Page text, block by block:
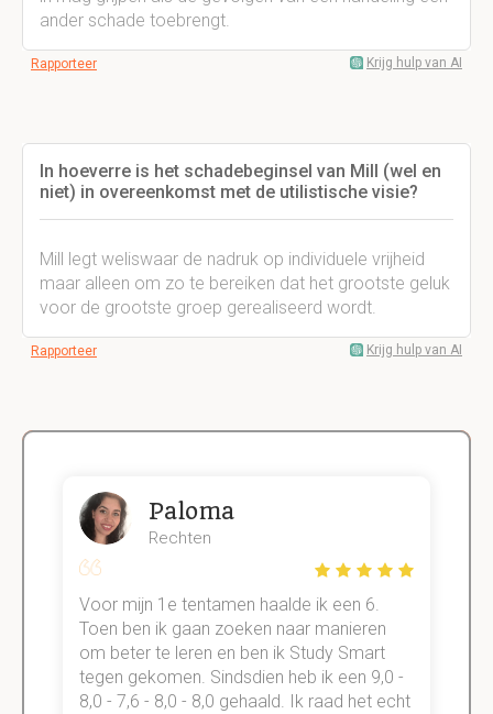
ander schade toebrengt.
Rapporteer Krijg hulp van AI
In hoeverre is het schadebeginsel van Mill (wel en
niet) in overeenkomst met de utilistische visie?
Mill legt weliswaar de nadruk op individuele vrijheid
maar alleen om zo te bereiken dat het grootste geluk
voor de grootste groep gerealiseerd wordt.
Rapporteer Krijg hulp van AI
Paloma
Rechten
Voor mijn 1e tentamen haalde ik een 6.
Toen ben ik gaan zoeken naar manieren
om beter te leren en ben ik Study Smart
tegen gekomen. Sindsdien heb ik een 9,0 -
8,0 - 7,6 - 8,0 - 8,0 gehaald. Ik raad het echt